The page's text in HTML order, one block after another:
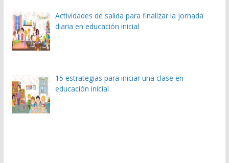
Actividades de salida para finalizar la jornada
diaria en educación inicial
15 estrategias para iniciar una clase en
educación inicial